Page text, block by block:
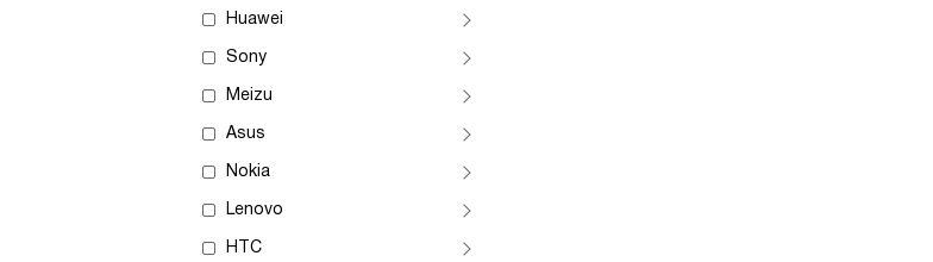
Huawei
Sony
Meizu
Asus
Nokia
Lenovo
HTC